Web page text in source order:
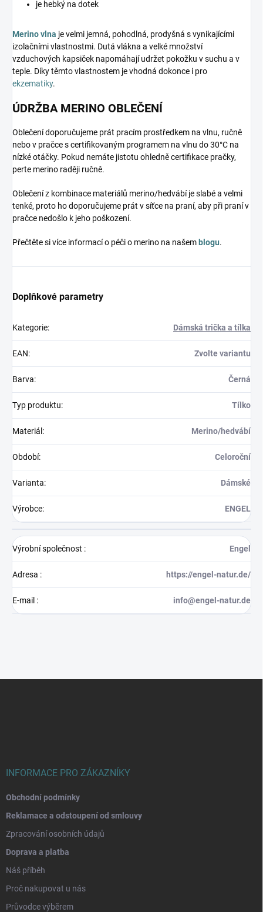
je hebký na dotek
Merino vlna je velmi jemná, pohodlná, prodyšná s vynikajícími
izolačními vlastnostmi. Dutá vlákna a velké množství
vzduchových kapsiček napomáhají udržet pokožku v suchu a v
teple. Díky těmto vlastnostem je vhodná dokonce i pro
ekzematiky.
ÚDRŽBA MERINO OBLEČENÍ
Oblečení doporučujeme prát pracím prostředkem na vlnu, ručně
nebo v pračce s certifikovaným programem na vlnu do 30°C na
nízké otáčky. Pokud nemáte jistotu ohledně certifikace pračky,
perte merino raději ručně.
Oblečení z kombinace materiálů merino/hedvábí je slabé a velmi
tenké, proto ho doporučujeme prát v síťce na praní, aby při praní v
pračce nedošlo k jeho poškození.
Přečtěte si více informací o péči o merino na našem blogu.
Doplňkové parametry
Kategorie: Dámská trička a tílka
EAN: Zvolte variantu
Barva: Černá
Typ produktu: Tílko
Materiál : Merino/hedvábí
Období: Celoroční
Varianta: Dámské
Výrobce: ENGEL
Výrobní společnost : Engel
Adresa : https://engel-natur.de/
E-mail : info@engel-natur.de
INFORMACE PRO ZÁKAZNÍKY
Obchodní podmínky
Reklamace a odstoupení od smlouvy
Zpracování osobních údajů
Doprava a platba
Náš příběh
Proč nakupovat u nás
Průvodce výběrem